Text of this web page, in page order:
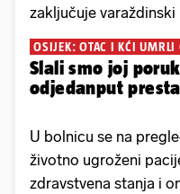
zaključuje
OSIJEK: OTAC I KĆI UMRLI
Slali smo joj
odjedanput
U bolnicu se na
životno ugroženi
zdravstvena stanja i